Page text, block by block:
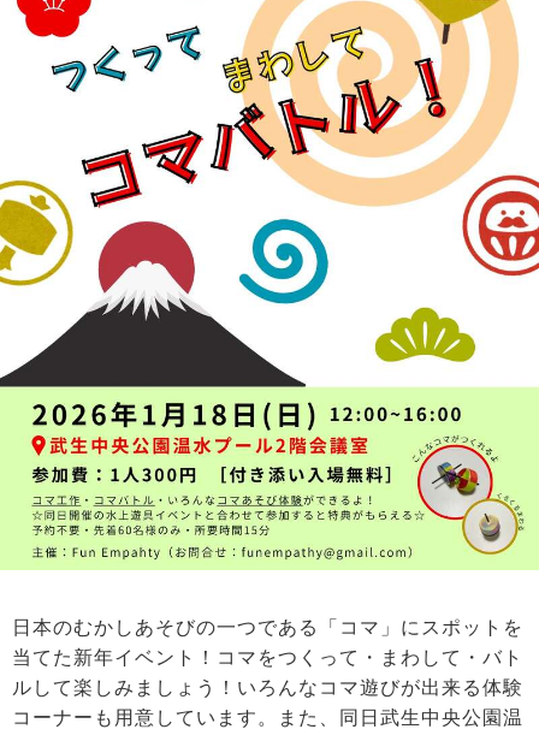
日本のむかしあそびの一つである「コマ」にスポットを
当てた新年イベント！コマをつくって・まわして・バト
ルして楽しみましょう！いろんなコマ遊びが出来る体験
コーナーも用意しています。また、同日武生中央公園温